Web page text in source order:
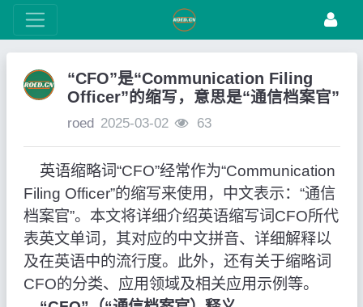
“CFO”是“Communication Filing
Officer”的缩写，意思是“通信档案官”
roed 2025-03-02 63
英语缩略词“CFO”经常作为“Communication
Filing Officer”的缩写来使用，中文表示：“通信
档案官”。本文将详细介绍英语缩写词CFO所代
表英文单词，其对应的中文拼音、详细解释以
及在英语中的流行度。此外，还有关于缩略词
CFO的分类、应用领域及相关应用示例等。